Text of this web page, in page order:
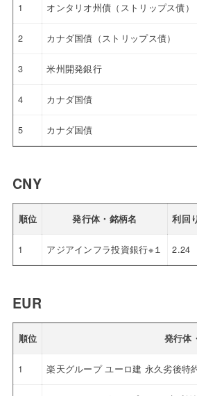
1 オンタリオ州債（ストリップス債）
2 カナダ国債（ストリップス債）
3 米州開発銀行
4 カナダ国債
5 カナダ国債
CNY
順位 発行体・銘柄名 利回
1 アジアインフラ投資銀行※１ 2.24
EUR
順位 発行体
1 楽天グループ ユーロ建 永久劣後特